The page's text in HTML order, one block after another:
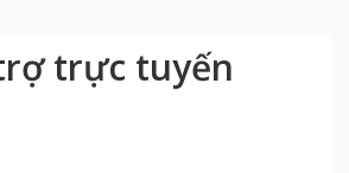
trực tuyến